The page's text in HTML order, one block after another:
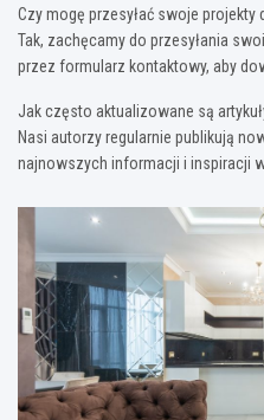
Czy mogę przesyłać swoje projekty
Tak, zachęcamy do przesyłania
przez formularz kontaktowy, aby
Jak często aktualizowane są
Nasi autorzy regularnie publikują
najnowszych informacji i inspiracji